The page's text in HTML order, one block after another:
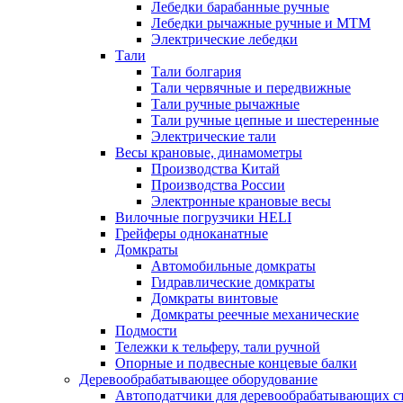
Лебедки барабанные ручные
Лебедки рычажные ручные и МТМ
Электрические лебедки
Тали
Тали болгария
Тали червячные и передвижные
Тали ручные рычажные
Тали ручные цепные и шестеренные
Электрические тали
Весы крановые, динамометры
Производства Китай
Производства России
Электронные крановые весы
Вилочные погрузчики HELI
Грейферы одноканатные
Домкраты
Автомобильные домкраты
Гидравлические домкраты
Домкраты винтовые
Домкраты реечные механические
Подмости
Тележки к тельферу, тали ручной
Опорные и подвесные концевые балки
Деревообрабатывающее оборудование
Автоподатчики для деревообрабатывающих